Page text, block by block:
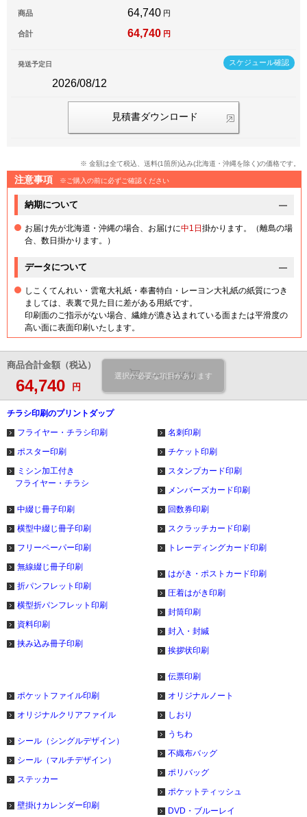
商品 64,740 円
合計 64,740 円
スケジュール確認
発送予定日
2026/08/12
見積書ダウンロード
※ 金額は全て税込、送料(1箇所)込み(北海道・沖縄を除く)の価格です。
注意事項 ※ご購入の前に必ずご確認ください
納期について
お届け先が北海道・沖縄の場合、お届けに中1日 掛かります。（離島の場
合、数日掛かります。）
データについて
しこくてんれい・雲竜大礼紙・奉書特白・レーヨン大礼紙の紙質につき
ましては、表裏で見た目に差がある用紙です。
印刷面のご指示がない場合、繊維が漉き込まれている面または平滑度の
高い面に表面印刷いたします。
商品合計金額（税込）
64,740 円
カートに追加
選択が必要な項目があります
チラシ印刷のプリントダップ
フライヤー・チラシ印刷
ポスター印刷
ミシン加工付き
フライヤー・チラシ
中綴じ冊子印刷
横型中綴じ冊子印刷
フリーペーパー印刷
無線綴じ冊子印刷
折パンフレット印刷
横型折パンフレット印刷
資料印刷
挟み込み冊子印刷
名刺印刷
チケット印刷
スタンプカード印刷
メンバーズカード印刷
回数券印刷
スクラッチカード印刷
トレーディングカード印刷
はがき・ポストカード印刷
圧着はがき印刷
封筒印刷
封入・封緘
挨拶状印刷
伝票印刷
ポケットファイル印刷
オリジナルクリアファイル
シール（シングルデザイン）
シール（マルチデザイン）
ステッカー
壁掛けカレンダー印刷
オリジナルノート
しおり
うちわ
不織布バッグ
ポリバッグ
ポケットティッシュ
DVD・ブルーレイ